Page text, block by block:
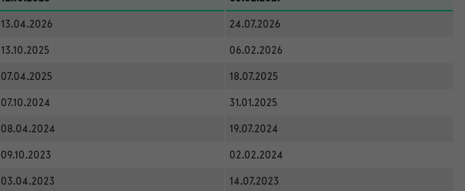
13.04.2026
24.07.2026
13.10.2025
06.02.2026
07.04.2025
18.07.2025
07.10.2024
31.01.2025
08.04.2024
19.07.2024
09.10.2023
02.02.2024
03.04.2023
14.07.2023